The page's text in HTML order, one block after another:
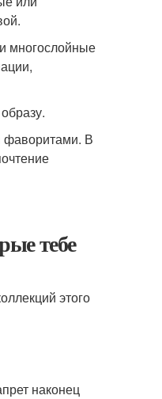
многослойные
фаворитами. В
тебе
этого
наконец